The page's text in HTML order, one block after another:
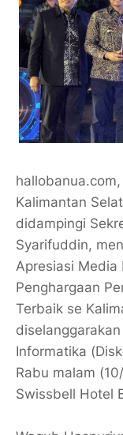
Kalimantan
didampingi
Syarifuddin,
Apresiasi Media
Penghargaan
Terbaik se
Informatika
Rabu malam
Swissbell Hotel